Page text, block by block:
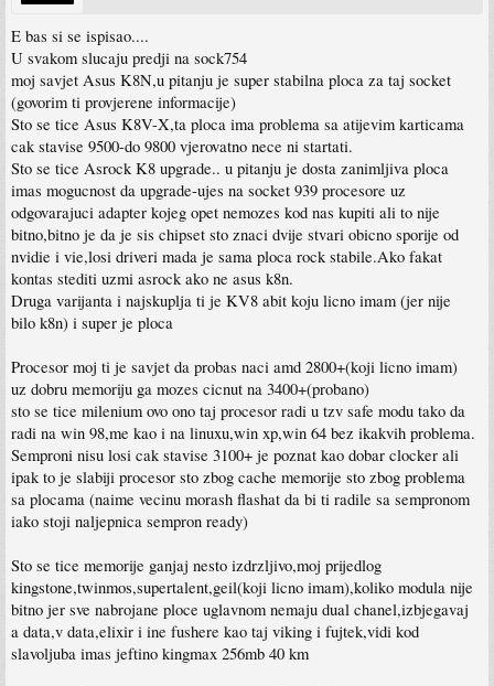
E bas si se ispisao....
U svakom slucaju predji na sock754
moj savjet Asus K8N,u pitanju je super stabilna ploca za taj socket
(govorim ti provjerene informacije)
Sto se tice Asus K8V-X,ta ploca ima problema sa atijevim karticama
cak stavise 9500-do 9800 vjerovatno nece ni startati.
Sto se tice Asrock K8 upgrade.. u pitanju je dosta zanimljiva ploca
imas mogucnost da upgrade-ujes na socket 939 procesore uz
odgovarajuci adapter kojeg opet nemozes kod nas kupiti ali to nije
bitno,bitno je da je sis chipset sto znaci dvije stvari obicno sporije od
nvidie i vie,losi driveri mada je sama ploca rock stabile.Ako fakat
kontas stediti uzmi asrock ako ne asus k8n.
Druga varijanta i najskuplja ti je KV8 abit koju licno imam (jer nije
bilo k8n) i super je ploca
Procesor moj ti je savjet da probas naci amd 2800+(koji licno imam)
uz dobru memoriju ga mozes cicnut na 3400+(probano)
sto se tice milenium ovo ono taj procesor radi u tzv safe modu tako da
radi na win 98,me kao i na linuxu,win xp,win 64 bez ikakvih problema.
Semproni nisu losi cak stavise 3100+ je poznat kao dobar clocker ali
ipak to je slabiji procesor sto zbog cache memorije sto zbog problema
sa plocama (naime vecinu morash flashat da bi ti radile sa sempronom
iako stoji naljepnica sempron ready)
Sto se tice memorije ganjaj nesto izdrzljivo,moj prijedlog
kingstone,twinmos,supertalent,geil(koji licno imam),koliko modula nije
bitno jer sve nabrojane ploce uglavnom nemaju dual chanel,izbjegavaj
a data,v data,elixir i ine fushere kao taj viking i fujtek,vidi kod
slavoljuba imas jeftino kingmax 256mb 40 km